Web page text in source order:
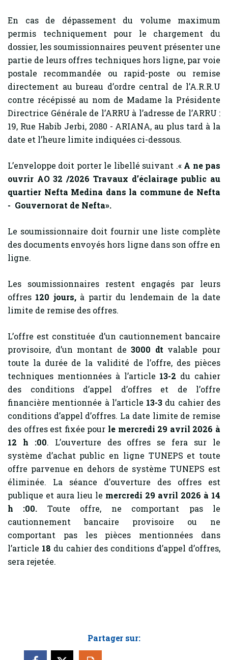
En cas de dépassement du volume maximum
permis techniquement pour le chargement du
dossier, les soumissionnaires peuvent présenter une
partie de leurs offres techniques hors ligne, par voie
postale recommandée ou rapid-poste ou remise
directement au bureau d’ordre central de l’A.R.R.U
contre récépissé au nom de Madame la Présidente
Directrice Générale de l’ARRU à l’adresse de l’ARRU :
19, Rue Habib Jerbi, 2080 - ARIANA, au plus tard à la
date et l’heure limite indiquées ci-dessous.
L’enveloppe doit porter le libellé suivant .« A ne pas
ouvrir AO 32 /2026 Travaux d’éclairage public au
quartier Nefta Medina dans la commune de Nefta
- Gouvernorat de Nefta».
Le soumissionnaire doit fournir une liste complète
des documents envoyés hors ligne dans son offre en
ligne.
Les soumissionnaires restent engagés par leurs
offres 120 jours,à partir du lendemain de la date
limite de remise des offres.
L’offre est constituée d’un cautionnement bancaire
provisoire, d’un montant de3000 dt valable pour
toute la durée de la validité de l’offre, des pièces
techniques mentionnées à l’article 13-2 du cahier
des conditions d’appel d’offres et de l’offre
financière mentionnée à l’article 13-3 du cahier des
conditions d’appel d’offres. La date limite de remise
des offres est fixée pour le mercredi 29 avril 2026 à
12 h :00. L’ouverture des offres se fera sur le
système d’achat public en ligne TUNEPS et toute
offre parvenue en dehors de système TUNEPS est
éliminée. La séance d’ouverture des offres est
publique et aura lieu le mercredi 29 avril 2026 à 14
h :00. Toute offre, ne comportant pas le
cautionnement bancaire provisoire ou ne
comportant pas les pièces mentionnées dans
l’article 18 du cahier des conditions d’appel d’offres,
sera rejetée.
Partager sur: